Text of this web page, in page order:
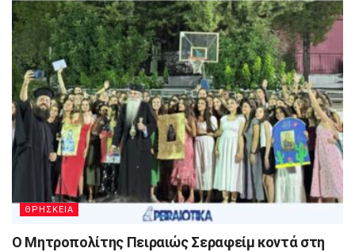
ΘΡΗΣΚΕΙΑ
Ο Μητροπολίτης Πειραιώς Σεραφείμ κοντά στη